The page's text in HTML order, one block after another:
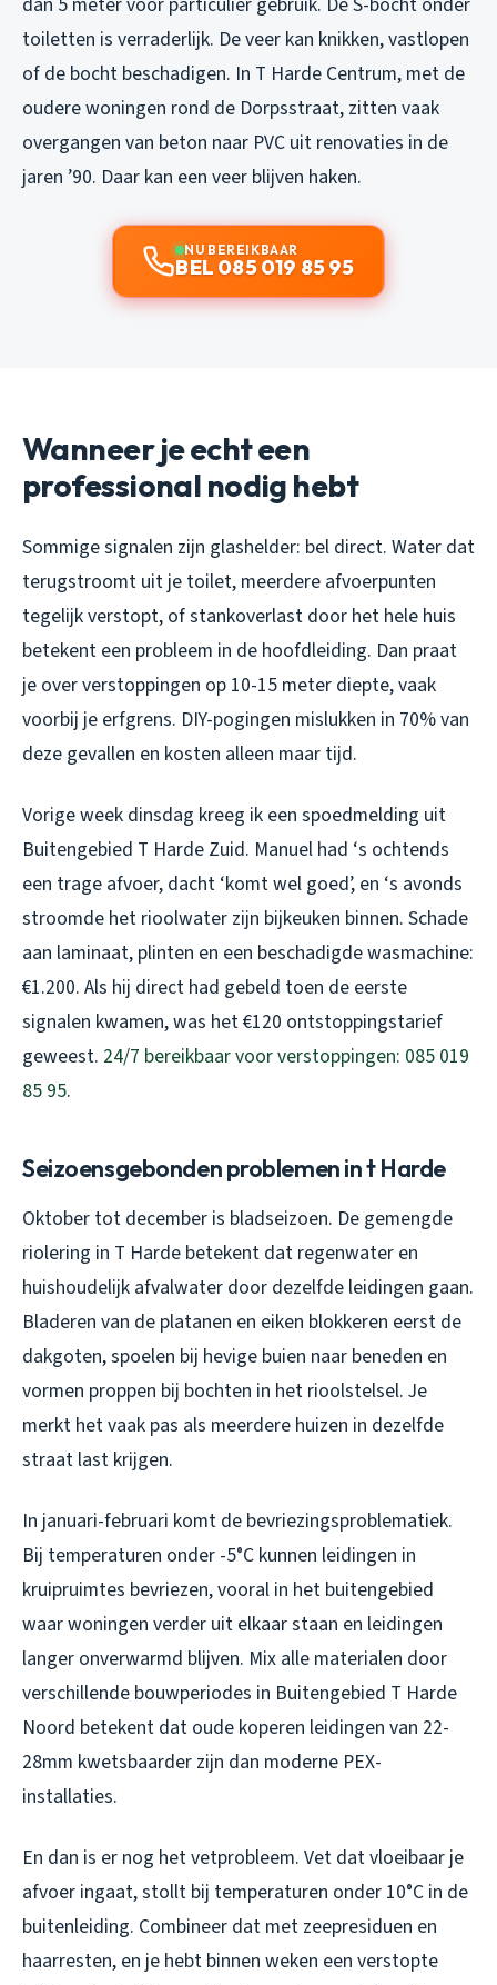
toiletten is verraderlijk. De veer kan knikken, vastlopen
of de bocht beschadigen. In T Harde Centrum, met de
oudere woningen rond de Dorpsstraat, zitten vaak
overgangen van beton naar PVC uit renovaties in de
jaren ’90. Daar kan een veer blijven haken.
NU BEREIKBAAR
BEL 085 019 85 95
Wanneer je echt een
professional nodig hebt
Sommige signalen zijn glashelder: bel direct. Water dat
terugstroomt uit je toilet, meerdere afvoerpunten
tegelijk verstopt, of stankoverlast door het hele huis
betekent een probleem in de hoofdleiding. Dan praat
je over verstoppingen op 10-15 meter diepte, vaak
voorbij je erfgrens. DIY-pogingen mislukken in 70% van
deze gevallen en kosten alleen maar tijd.
Vorige week dinsdag kreeg ik een spoedmelding uit
Buitengebied T Harde Zuid. Manuel had ‘s ochtends
een trage afvoer, dacht ‘komt wel goed’, en ‘s avonds
stroomde het rioolwater zijn bijkeuken binnen. Schade
aan laminaat, plinten en een beschadigde wasmachine:
€1.200. Als hij direct had gebeld toen de eerste
signalen kwamen, was het €120 ontstoppingstarief
geweest. 24/7 bereikbaar voor verstoppingen: 085 019
85 95.
Seizoensgebonden problemen in t Harde
Oktober tot december is bladseizoen. De gemengde
riolering in T Harde betekent dat regenwater en
huishoudelijk afvalwater door dezelfde leidingen gaan.
Bladeren van de platanen en eiken blokkeren eerst de
dakgoten, spoelen bij hevige buien naar beneden en
vormen proppen bij bochten in het rioolstelsel. Je
merkt het vaak pas als meerdere huizen in dezelfde
straat last krijgen.
In januari-februari komt de bevriezingsproblematiek.
Bij temperaturen onder -5°C kunnen leidingen in
kruipruimtes bevriezen, vooral in het buitengebied
waar woningen verder uit elkaar staan en leidingen
langer onverwarmd blijven. Mix alle materialen door
verschillende bouwperiodes in Buitengebied T Harde
Noord betekent dat oude koperen leidingen van 22-
28mm kwetsbaarder zijn dan moderne PEX-
installaties.
En dan is er nog het vetprobleem. Vet dat vloeibaar je
afvoer ingaat, stollt bij temperaturen onder 10°C in de
buitenleiding. Combineer dat met zeepresiduen en
haarresten, en je hebt binnen weken een verstopte